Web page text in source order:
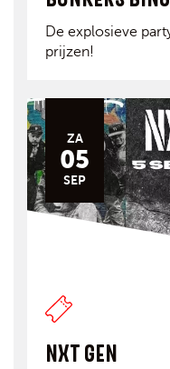
De explosieve
prijzen!
ZA
05
SEP
NXT GEN